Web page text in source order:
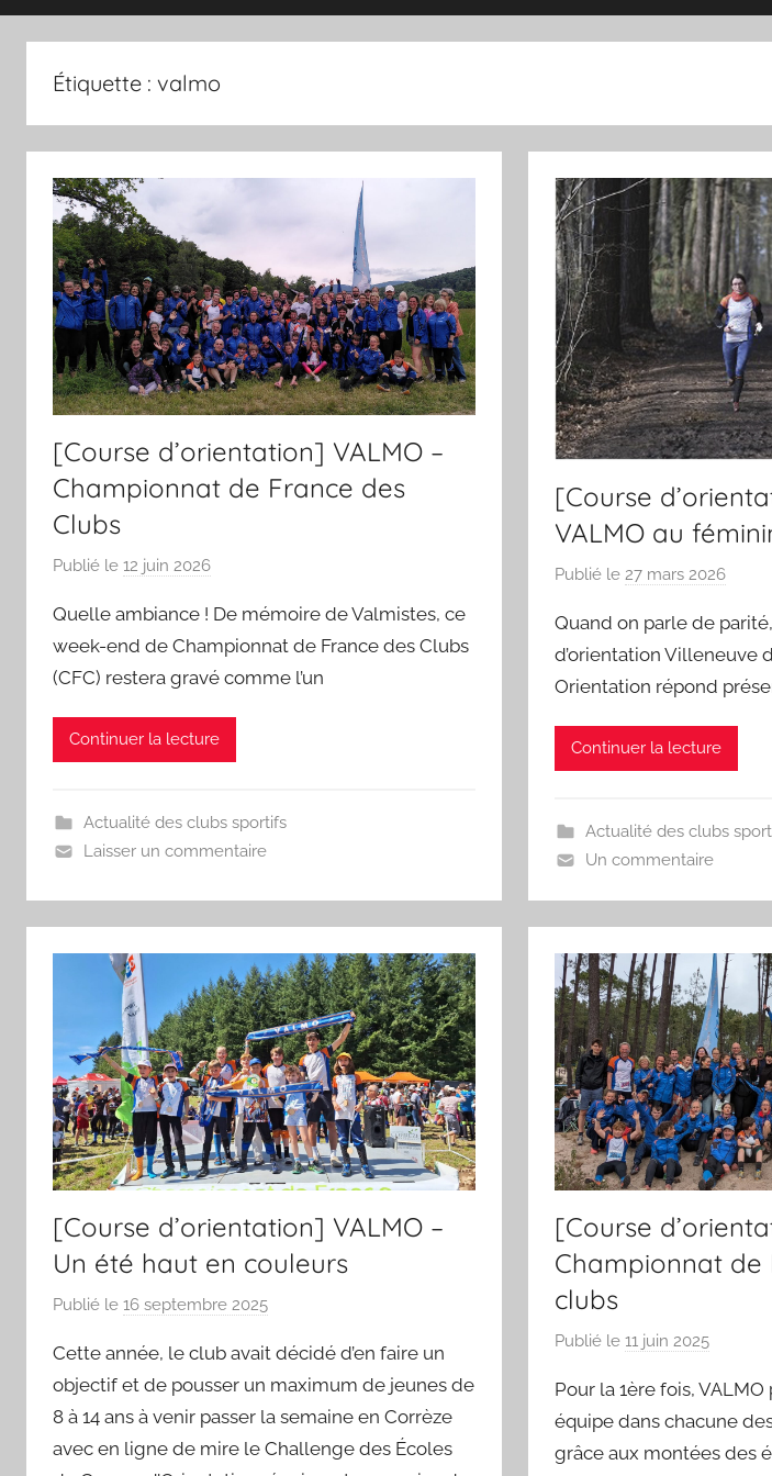
magazine
du
sport
et
des
sportifs
villeneuvois
Étiquette : valmo
[Course d’orientation] VALMO –
Championnat de France des
Clubs
Publié le 12 juin 2026
r
S
p
r
'
m
a
Quelle ambiance ! De mémoire de Valmistes, ce
week-end de Championnat de France des Clubs
(CFC) restera gravé comme l’un
Continuer la lecture
Actualité des clubs sportifs
Laisser un commentaire
[Course
VALMO au
Publié le 27 mars 2026
r
S
p
'
m
Quand on parle de
d’orientation Villeneuve
Orientation répond
Continuer la lecture
Actualité des clubs
Un commentaire
[Course d’orientation] VALMO –
Un été haut en couleurs
Publié le 16 septembre 2025
r
S
p
o
Cette année, le club avait décidé d’en faire un
objectif et de pousser un maximum de jeunes de
8 à 14 ans à venir passer la semaine en Corrèze
avec en ligne de mire le Challenge des Écoles
[Course
Championnat de
clubs
Publié le11 juin 2025
r
S
p
Pour la 1ère fois,
équipe dans chacune
grâce aux montées des